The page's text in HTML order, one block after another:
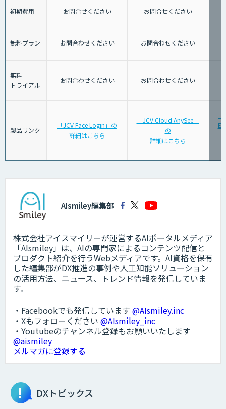
初期費用 お問合せください お問合せください
無料プラン お問合わせください お問合わせください
無料
トライアル
お問合わせください お問合わせください
製品リンク
「JCV Face Login」の
詳細はこちら
「JCV Cloud AnySee」
の
詳細はこちら
AIsmiley編集部
株式会社アイスマイリーが運営するAIポータルメディア
「AIsmiley」は、AIの専門家によるコンテンツ配信と
プロダクト紹介を行うWebメディアです。AI資格を保有
した編集部がDX推進の事例や人工知能ソリューション
の活用方法、ニュース、トレンド情報を発信していま
す。
・Facebookでも発信しています @AIsmiley.inc
・Xもフォローください @AIsmiley_inc
・Youtubeのチャンネル登録もお願いいたします
@aismiley
メルマガに登録する
DXトピックス